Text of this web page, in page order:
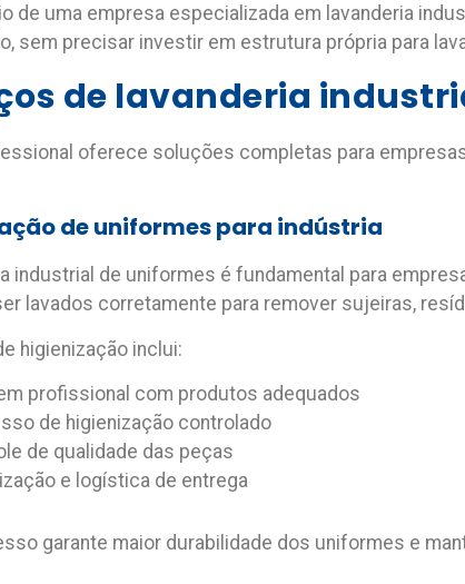
de uma empresa especializada em lavanderia
sem precisar investir em estrutura própria para
de lavanderia
oferece soluções completas para
de uniformes para indústria
industrial de uniformes é fundamental para
lavados corretamente para remover sujeiras,
higienização inclui:
profissional com produtos adequados
de higienização controlado
de qualidade das peças
e logística de entrega
garante maior durabilidade dos uniformes e